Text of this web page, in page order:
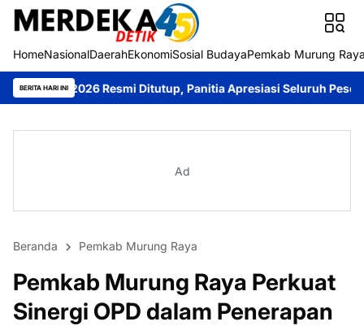
HomeNasionalDaerahEkonomiSosial BudayaPemkab Murung
BERITA HARI INI
Resmi Ditutup, Panitia Apresiasi Seluruh Peserta Bupati
Ad
Beranda Pemkab Murung Raya
Pemkab Murung Raya Perkuat
Sinergi OPD dalam Penerapan